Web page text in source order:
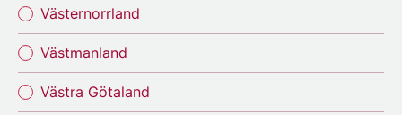
Västernorrland
Västmanland
Västra Götaland